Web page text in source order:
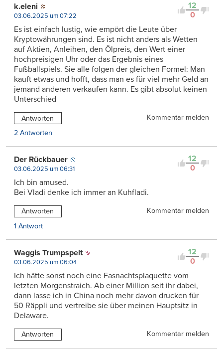
12
0
k.eleni
03.06.2025 um 07:22
Es ist einfach lustig, wie empört die Leute über
Kryptowährungen sind. Es ist nicht anders als Wetten
auf Aktien, Anleihen, den Ölpreis, den Wert einer
hochpreisigen Uhr oder das Ergebnis eines
Fußballspiels. Sie alle folgen der gleichen Formel: Man
kauft etwas und hofft, dass man es für viel mehr Geld an
jemand anderen verkaufen kann. Es gibt absolut keinen
Unterschied
Antworten
Kommentar melden
2 Antworten
12
0
Der Rückbauer
03.06.2025 um 06:31
Ich bin amused.
Bei Vladi denke ich immer an Kuhfladi.
Antworten
Kommentar melden
1 Antwort
12
0
Waggis Trumpspelt
03.06.2025 um 06:04
Ich hätte sonst noch eine Fasnachtsplaquette vom
letzten Morgenstraich. Ab einer Million seit ihr dabei,
dann lasse ich in China noch mehr davon drucken für
50 Räppli und vertreibe sie über meinen Hauptsitz in
Delaware.
Antworten Kommentar melden